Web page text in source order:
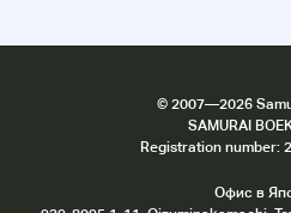
Никогда не используйте его один
© 2007—2026
SAMURAI
Registration number:
Офис в